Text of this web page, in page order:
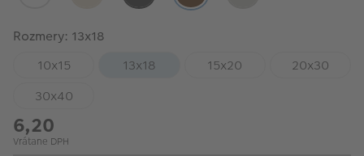
Rozmery: 13x18
10x15
13x18 15x20
20x30
30x40
6,20
Vrátane DPH